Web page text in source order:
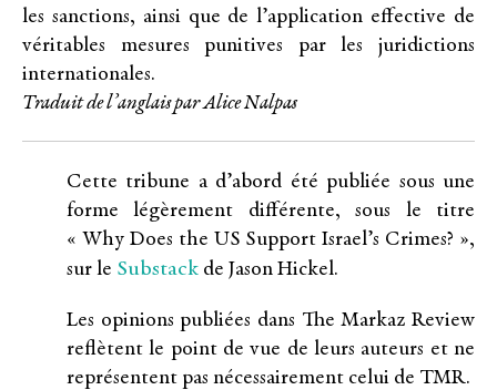
les sanctions, ainsi que de l’application effective de
véritables mesures punitives par les juridictions
internationales.
Traduit de l’anglais par Alice Nalpas
Cette tribune a d’abord été publiée sous une
forme légèrement différente, sous le titre
« Why Does the US Support Israel’s Crimes? »,
sur le Substack de Jason Hickel.
Les opinions publiées dans The Markaz Review
reflètent le point de vue de leurs auteurs et ne
représentent pas nécessairement celui de TMR.